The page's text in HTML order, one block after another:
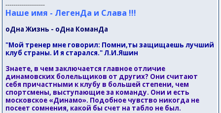
--------------------
Наше имя - ЛегенДа и Слава !!!
оДна Жизнь - оДна КоманДа
"Мой тренер мне говорил: Помни,ты защищаешь лучший
клуб страны. И я старался." Л.И.Яшин
Знаете, в чем заключается главное отличие
динамовских болельщиков от других? Они считают
себя причастными к клубу в большей степени, чем
спортсмены, выступающие за команду. Они и есть
московское «Динамо». Подобное чувство никогда не
посеет сомнения, какой бы счет на табло не был.